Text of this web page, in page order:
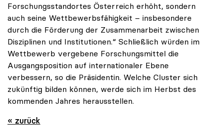
Forschungsstandortes Österreich erhöht, sondern
auch seine Wettbewerbsfähigkeit – insbesondere
durch die Förderung der Zusammenarbeit zwischen
Disziplinen und Institutionen.“ Schließlich würden im
Wettbewerb vergebene Forschungsmittel die
Ausgangsposition auf internationaler Ebene
verbessern, so die Präsidentin. Welche Cluster sich
zukünftig bilden können, werde sich im Herbst des
kommenden Jahres herausstellen.
« zurück